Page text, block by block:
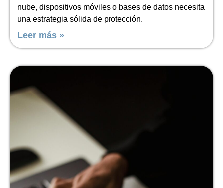
nube, dispositivos móviles o bases de datos necesita
una estrategia sólida de protección.
Leer más »